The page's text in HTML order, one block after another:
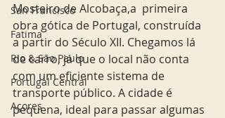
San Francisco
Fatima
Rio & São Paulo
Portugal Central
Açores
Mosteiro de Alcobaça,a  primeira
obra gótica de Portugal, construída
a partir do Século XII. Chegamos lá
de carro, já que o local não conta
com um eficiente sistema de
transporte público. A cidade é
pequena, ideal para passar algumas